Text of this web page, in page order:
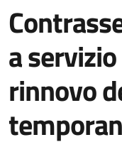
a
rinnovo